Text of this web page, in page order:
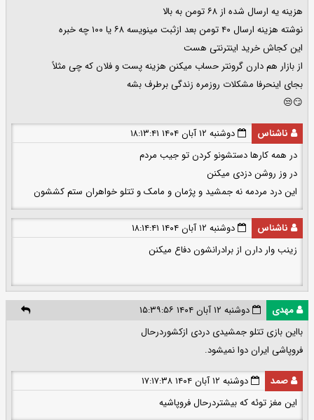
هزینه یه ارسال شده از ۶۸ تومن به بالا
نوشته هزینه ارسال ۴۰ تومن بعد ازثبت مینویسه ۶۸ یا ۱۰۰ چه خبره
این کجاش خرید اینترنتی هست
از بازار هم دارن گرونتر حساب میکنن هزینه پست و فلان که چی مثلاً
بجای اینحرفا مشکلات روزمره زندگی برطرف بشه
😏😒
ناشناس
دوشنبه ۱۲ آبان ۱۴۰۴ ۱۸:۱۳:۴۱
در همه کارها دستشونو کردن تو جیب مردم
در وز روشن دزدی میکنن
این درد مردمه نه جمشید و پژمان و مامک و تتلو خواهران ستم کششون
ناشناس
دوشنبه ۱۲ آبان ۱۴۰۴ ۱۸:۱۴:۴۱
زینب وار دارن از برادرانشون دفاع میکنن
مهدی
دوشنبه ۱۲ آبان ۱۴۰۴ ۱۵:۳۹:۵۶
بااین بازی تتلو جمشیدی دردی ازکشوردرحال
فروپاشی ایران دوا نمیشود.
صمد
دوشنبه ۱۲ آبان ۱۴۰۴ ۱۷:۱۷:۳۸
این مغز توئه که بیشتردرحال فروپاشیه